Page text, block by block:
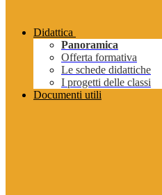
Didattica
Panoramica
Offerta formativa
Le schede didattiche
I progetti delle classi
Documenti utili